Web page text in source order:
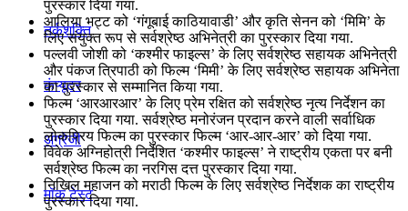
तर्कशक्ति
कंप्यूटर
अंग्रेजी
मॉक टेस्ट
पुरस्‍कार दिया गया.
आलिया भट्ट को ‘गंगूबाई काठियावाडी’ और कृति सेनन को ‘मिमि’ के
लिए संयुक्‍त रूप से सर्वश्रेष्‍ठ अभिनेत्री का पुरस्‍कार दिया गया.
पल्‍लवी जोशी को ‘कश्‍मीर फाइल्‍स’ के लिए सर्वश्रेष्‍ठ सहायक अभिनेत्री
और पंकज त्रिपाठी को फिल्‍म ‘मिमी’ के लिए सर्वश्रेष्‍ठ सहायक अभिनेता
का पुरस्‍कार से सम्मानित किया गया.
फिल्म ‘आरआरआर’ के लिए प्रेम रक्षित को सर्वश्रेष्ठ नृत्य निर्देशन का
पुरस्कार दिया गया. सर्वश्रेष्‍ठ मनोरंजन प्रदान करने वाली सर्वाधिक
लोकप्रिय फिल्‍म का पुरस्कार फिल्म ‘आर-आर-आर’ को दिया गया.
विवेक अग्निहोत्री निर्देशित ‘कश्‍मीर फाइल्‍स’ ने राष्‍ट्रीय एकता पर बनी
सर्वश्रेष्‍ठ फिल्‍म का नरगिस दत्त पुरस्‍कार दिया गया.
निखिल महाजन को मराठी फिल्‍म के लिए सर्वश्रेष्‍ठ निर्देशक का राष्‍ट्रीय
पुरस्‍कार दिया गया.